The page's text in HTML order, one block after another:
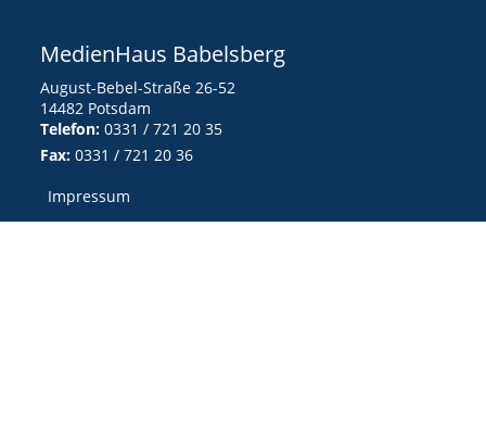
MedienHaus Babelsberg
August-Bebel-Straße 26-52
14482 Potsdam
Telefon: 0331 / 721 20 35
Fax: 0331 / 721 20 36
Impressum